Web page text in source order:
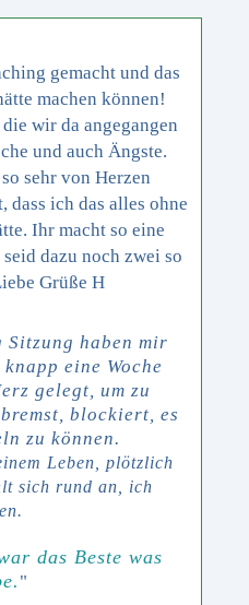
gemacht und das
machen können!
wir da angegangen
und auch Ängste.
sehr von Herzen
dass ich das alles ohne
Ihr macht so eine
dazu noch zwei so
Grüße H
haben mir
eine Woche
gelegt, um zu
blockiert, es
zu können.
Leben, plötzlich
sich rund an, ich
das Beste was
"